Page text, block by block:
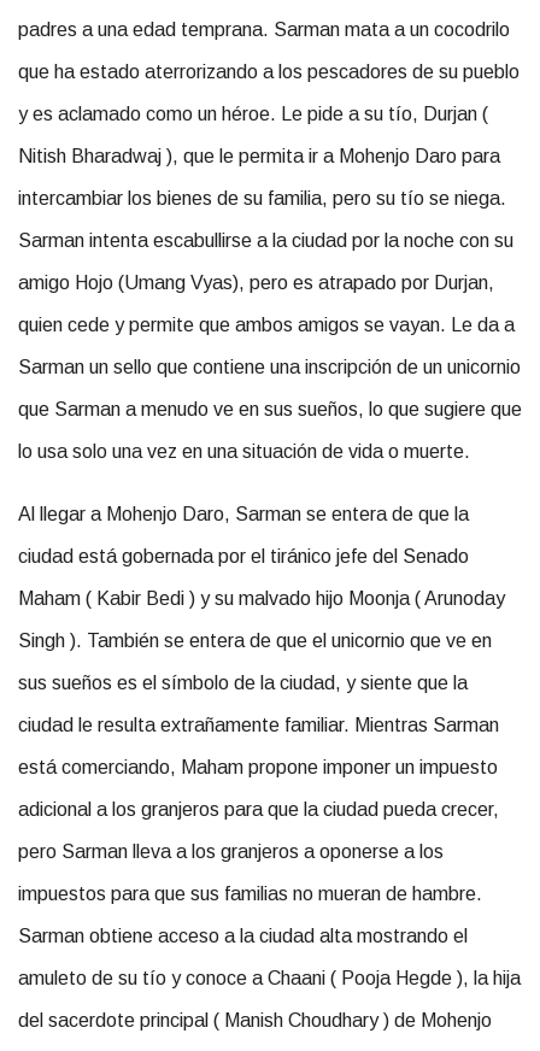
padres a una edad temprana. Sarman mata a un cocodrilo
que ha estado aterrorizando a los pescadores de su pueblo
y es aclamado como un héroe. Le pide a su tío, Durjan (
Nitish Bharadwaj ), que le permita ir a Mohenjo Daro para
intercambiar los bienes de su familia, pero su tío se niega.
Sarman intenta escabullirse a la ciudad por la noche con su
amigo Hojo (Umang Vyas), pero es atrapado por Durjan,
quien cede y permite que ambos amigos se vayan. Le da a
Sarman un sello que contiene una inscripción de un unicornio
que Sarman a menudo ve en sus sueños, lo que sugiere que
lo usa solo una vez en una situación de vida o muerte.
Al llegar a Mohenjo Daro, Sarman se entera de que la
ciudad está gobernada por el tiránico jefe del Senado
Maham ( Kabir Bedi ) y su malvado hijo Moonja ( Arunoday
Singh ). También se entera de que el unicornio que ve en
sus sueños es el símbolo de la ciudad, y siente que la
ciudad le resulta extrañamente familiar. Mientras Sarman
está comerciando, Maham propone imponer un impuesto
adicional a los granjeros para que la ciudad pueda crecer,
pero Sarman lleva a los granjeros a oponerse a los
impuestos para que sus familias no mueran de hambre.
Sarman obtiene acceso a la ciudad alta mostrando el
amuleto de su tío y conoce a Chaani ( Pooja Hegde ), la hija
del sacerdote principal ( Manish Choudhary ) de Mohenjo